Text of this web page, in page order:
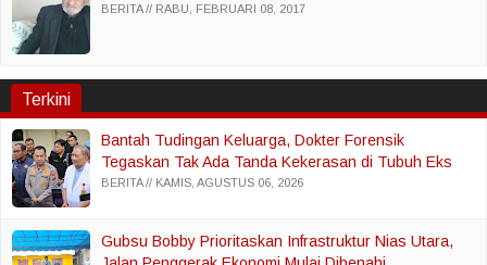
BERITA RABU, FEBRUARI 08, 2017
Terkini
Bantah Tudingan Keluarga, Dokter Forensik
Tegaskan Tak Ada Tanda Kekerasan di Tubuh Eks
Istri Polisi
BERITA KAMIS, AGUSTUS 06, 2026
Gubsu Bobby Prioritaskan Infrastruktur Nias Utara,